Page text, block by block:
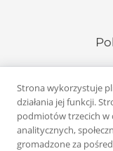
Strona wykorzystuje
działania jej funkcji.
podmiotów trzecich w
analitycznych,
gromadzone za